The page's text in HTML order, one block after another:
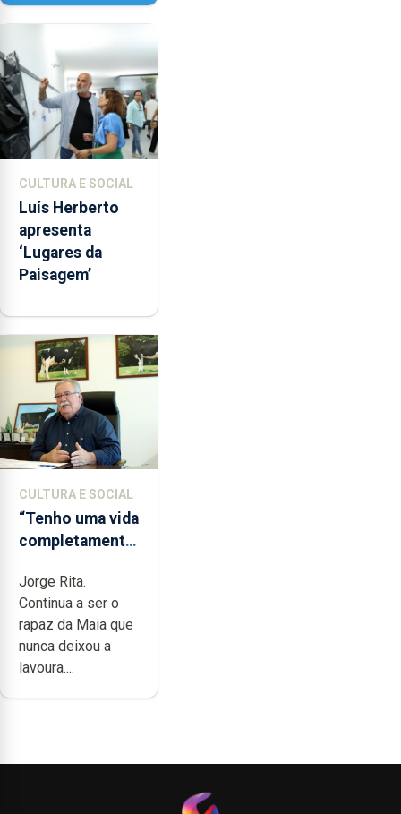
Nossa Senhora
CULTURA E SOCIAL
Luís Herberto
apresenta
‘Lugares da
Paisagem’
CULTURA E SOCIAL
“Tenho uma vida
completamente
trabalho,
dedicação,
gosto e muita
paixão”
Jorge Rita.
Continua a ser o
rapaz da Maia que
nunca deixou a
lavoura....